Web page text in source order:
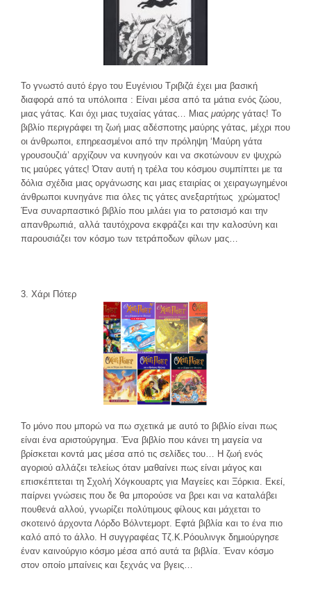
Το γνωστό αυτό έργο του Ευγένιου Τριβιζά έχει μια βασική
διαφορά από τα υπόλοιπα : Είναι μέσα από τα μάτια ενός ζώου,
μιας γάτας. Και όχι μιας τυχαίας γάτας… Μιας μαύρης γάτας! Το
βιβλίο περιγράφει τη ζωή μιας αδέσποτης μαύρης γάτας, μέχρι που
οι άνθρωποι, επηρεασμένοι από την πρόληψη ‘Μαύρη γάτα
γρουσουζιά’ αρχίζουν να κυνηγούν και να σκοτώνουν εν ψυχρώ
τις μαύρες γάτες! Όταν αυτή η τρέλα του κόσμου συμπίπτει με τα
δόλια σχέδια μιας οργάνωσης και μιας εταιρίας οι χειραγωγημένοι
άνθρωποι κυνηγάνε πια όλες τις γάτες ανεξαρτήτως χρώματος!
Ένα συναρπαστικό βιβλίο που μιλάει για το ρατσισμό και την
απανθρωπιά, αλλά ταυτόχρονα εκφράζει και την καλοσύνη και
παρουσιάζει τον κόσμο των τετράποδων φίλων μας…
3. Χάρι Πότερ
Το μόνο που μπορώ να πω σχετικά με αυτό το βιβλίο είναι πως
είναι ένα αριστούργημα. Ένα βιβλίο που κάνει τη μαγεία να
βρίσκεται κοντά μας μέσα από τις σελίδες του… Η ζωή ενός
αγοριού αλλάζει τελείως όταν μαθαίνει πως είναι μάγος και
επισκέπτεται τη Σχολή Χόγκουαρτς για Μαγείες και Ξόρκια. Εκεί,
παίρνει γνώσεις που δε θα μπορούσε να βρει και να καταλάβει
πουθενά αλλού, γνωρίζει πολύτιμους φίλους και μάχεται το
σκοτεινό άρχοντα Λόρδο Βόλντεμορτ. Εφτά βιβλία και το ένα πιο
καλό από το άλλο. Η συγγραφέας Τζ.Κ.Ρόουλινγκ δημιούργησε
έναν καινούργιο κόσμο μέσα από αυτά τα βιβλία. Έναν κόσμο
στον οποίο μπαίνεις και ξεχνάς να βγεις…